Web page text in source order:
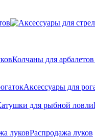
Колчаны для
Аксессуары для
Распродажа луков